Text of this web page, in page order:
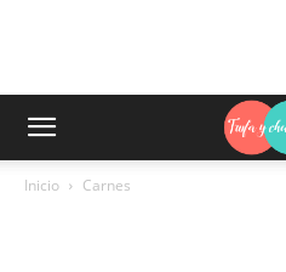
Inicio Carnes